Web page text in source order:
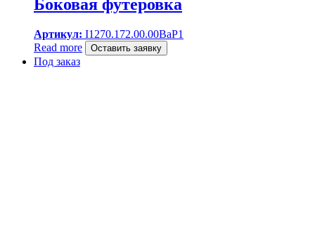
Боковая футеровка
Артикул: I1270.172.00.00BaP1
Read more
Оставить заявку
Под заказ